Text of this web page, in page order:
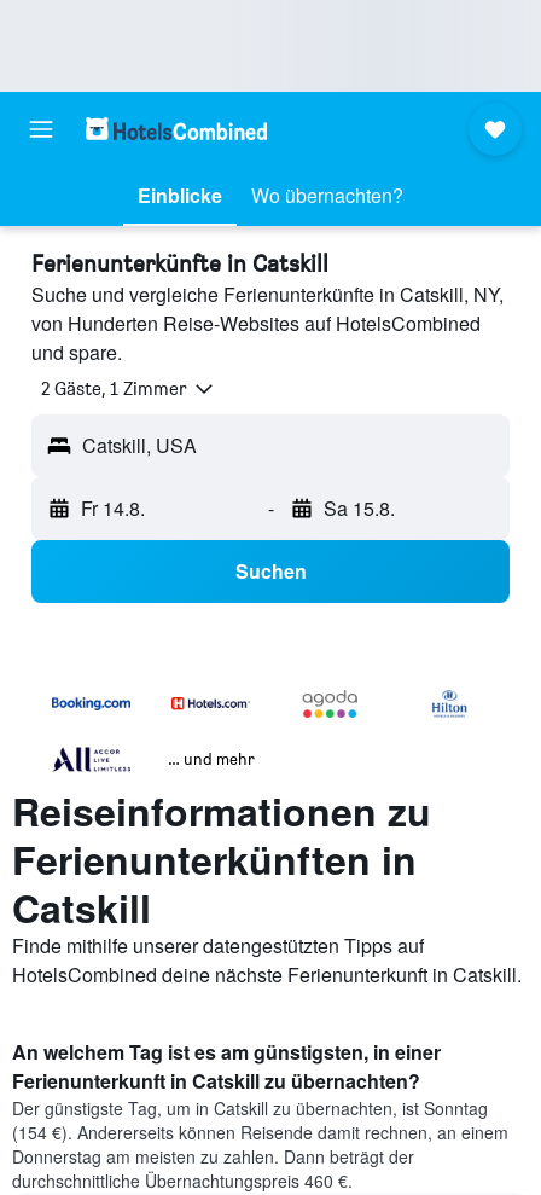
Einblicke Wo übernachten?
Ferienunterkünfte in Catskill
Suche und vergleiche Ferienunterkünfte in Catskill, NY,
von Hunderten Reise-Websites auf HotelsCombined
und spare.
2 Gäste, 1 Zimmer
Catskill, USA
Fr 14.8. - Sa 15.8.
Suchen
… und mehr
Reiseinformationen zu
Ferienunterkünften in
Catskill
Finde mithilfe unserer datengestützten Tipps auf
HotelsCombined deine nächste Ferienunterkunft in Catskill.
An welchem Tag ist es am günstigsten, in einer
Ferienunterkunft in Catskill zu übernachten?
Der günstigste Tag, um in Catskill zu übernachten, ist Sonntag
(154 €). Andererseits können Reisende damit rechnen, an einem
Donnerstag am meisten zu zahlen. Dann beträgt der
durchschnittliche Übernachtungspreis 460 €.